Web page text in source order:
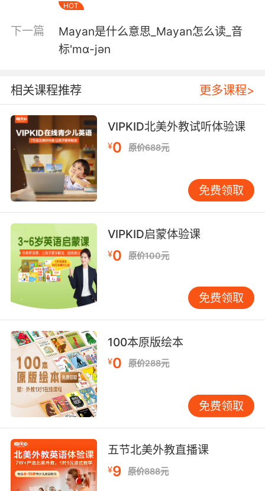
5. Like, I'll replace your sunscreen with
mayonnaise.
比如把你的防晒霜换成蛋黄酱
mayonnaise.
蘸点蒜蓉蛋黄酱味道很不错
7. Sometimes I just had bread with
mayonnaise on it.
有时我就吃加了蛋黄酱的面包
8. I was so certain he wanted mayonnaise
and not mustard.
我当时很确定他要的是蛋黄酱 而不是黄芥末酱
9. She had this special way of measuring the
mayonnaise.
10. to Ito's guys and mayonnaise lovers both.
伊东和蛋黄酱爱好者的手下都听好了
HOT
下一篇
Mayan是什么意思_Mayan怎么读_音
标'mɑ-jən
相关课程推荐 更多课程>
VIPKID北美外教试听体验课
¥0 原价688元
免费领取
VIPKID启蒙体验课
¥0 原价100元
免费领取
100本原版绘本
¥0 原价288元
免费领取
五节北美外教直播课
¥9 原价888元